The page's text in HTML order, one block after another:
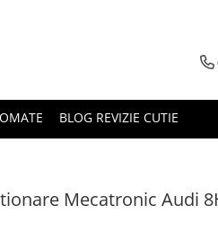
BLOG REVIZIE CUTIE
Mecatronic Audi